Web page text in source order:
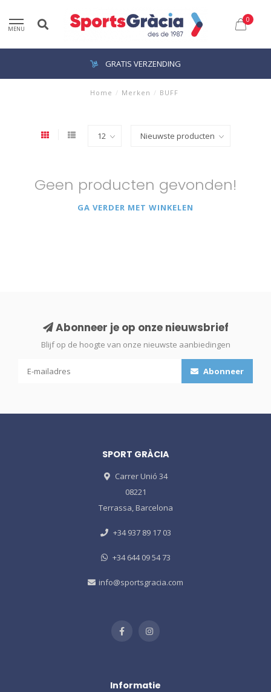
MENU
0
GRATIS VERZENDING
Home / Merken / BUFF
Geen producten gevonden!
GA VERDER MET WINKELEN
Abonneer je op onze nieuwsbrief
Blijf op de hoogte van onze nieuwste aanbiedingen
Abonneer
SPORT GRÀCIA
Carrer Unió 34
08221
Terrassa, Barcelona
+34 937 89 17 03
+34 644 09 54 73
info@sportsgracia.com
Informatie